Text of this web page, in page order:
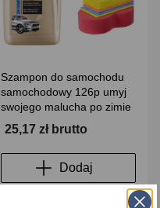
Szampon do samochodu
samochodowy 126p umyj
swojego malucha po zimie
25,17 zł brutto
Dodaj